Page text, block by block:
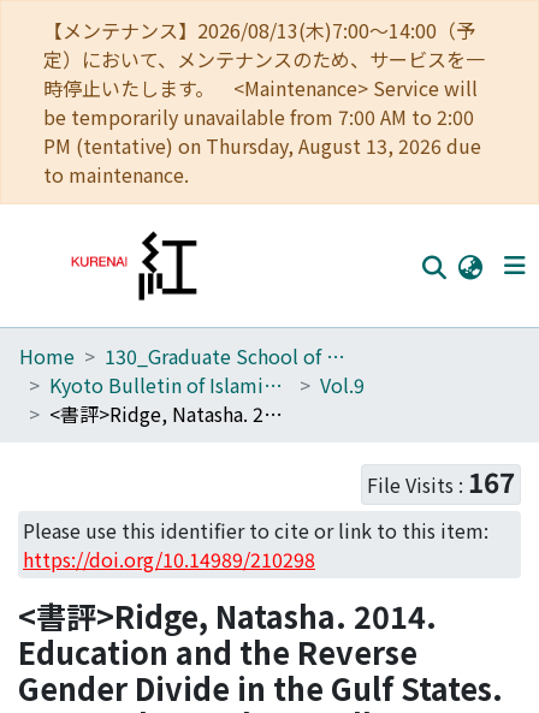
【メンテナンス】2026/08/13(木)7:00～14:00（予
定）において、メンテナンスのため、サービスを一
時停止いたします。 <Maintenance> Service will
be temporarily unavailable from 7:00 AM to 2:00
PM (tentative) on Thursday, August 13, 2026 due
to maintenance.
Home
Communities
Access Statistics
Library Network
Home
130_Graduate School of Asian and African Area Studies
Kyoto Bulletin of Islamic Area Studies
Vol.9
<書評>Ridge, Natasha. 2014. Education and the Reverse Gender Divide in the Gulf States. New York: Teachers College Press, 224 pp.
File Visits : 167
Please use this identifier to cite or link to this item:
https://doi.org/10.14989/210298
<書評>Ridge, Natasha. 2014.
Education and the Reverse
Gender Divide in the Gulf States.